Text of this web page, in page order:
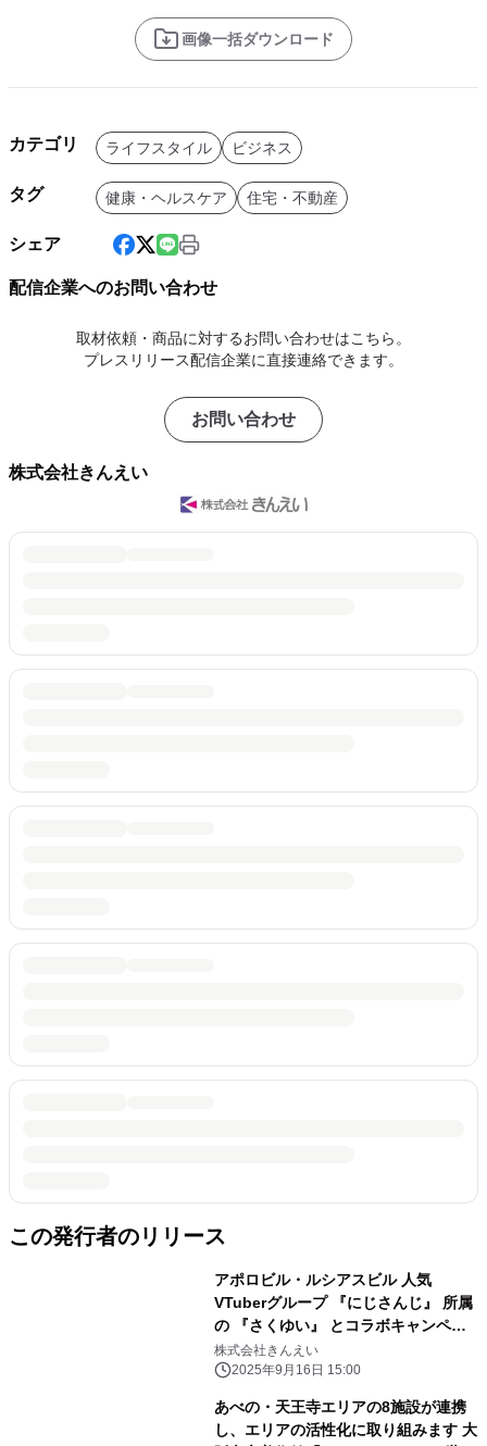
画像一括ダウンロード
カテゴリ ライフスタイル ビジネス
タグ 健康・ヘルスケア 住宅・不動産
シェア
配信企業へのお問い合わせ
取材依頼・商品に対するお問い合わせはこちら。
プレスリリース配信企業に直接連絡できます。
お問い合わせ
株式会社きんえい
この発行者のリリース
アポロビル・ルシアスビル 人気
VTuberグループ 『にじさんじ』 所属
の 『さくゆい』 とコラボキャンペー
ン開催！
株式会社きんえい
2025年9月16日 15:00
あべの・天王寺エリアの8施設が連携
し、エリアの活性化に取り組みます 大